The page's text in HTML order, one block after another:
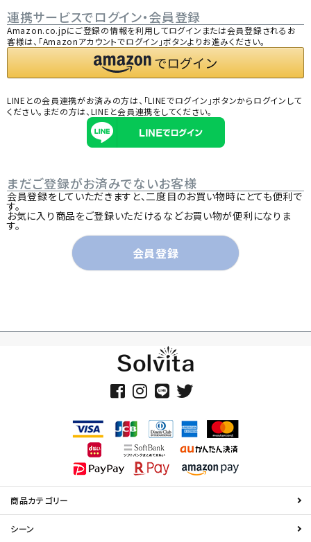
連携サービスでログイン・会員登録
Amazon.co.jpにご登録の情報を利用してログインまたは会員登録されるお
客様は、「Amazonアカウントでログイン」ボタンよりお進みください。
LINEとの会員連携がお済みの方は、「LINEでログイン」ボタンからログインして
ください。まだの方は、 LINEと会員連携をしてください。
まだご登録がお済みでないお客様
会員登録をしていただきますと、二度目のお買い物時にとても便利で
す。
お気に入り商品をご登録いただけるなどお買い物が便利になりま
す。
会員登録
商品カテゴリー
シーン